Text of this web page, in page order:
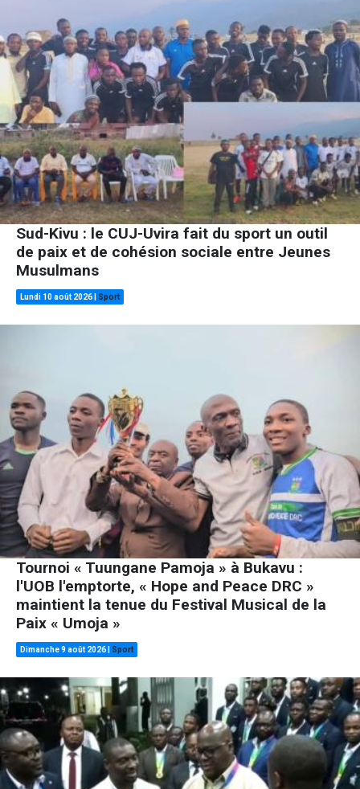
Sud-Kivu : le CUJ-Uvira fait du sport un outil
de paix et de cohésion sociale entre Jeunes
Musulmans
Lundi 10 août 2026 Sport
Tournoi « Tuungane Pamoja » à Bukavu :
l'UOB l'emptorte, « Hope and Peace DRC »
maintient la tenue du Festival Musical de la
Paix « Umoja »
Dimanche 9 août 2026 Sport